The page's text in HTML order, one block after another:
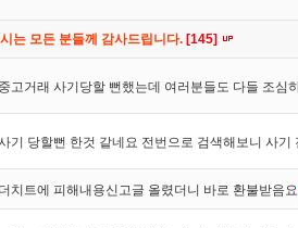
는 모든 분들께 감사드립니다. [145]
중고거래 사기당할 뻔했는데 여러분들도 다들 조심
기 당할뻔 한것 같네요 전번으로 검색해보니 사기
더치트에 피해내용신고글 올렸더니 바로 환불받음요